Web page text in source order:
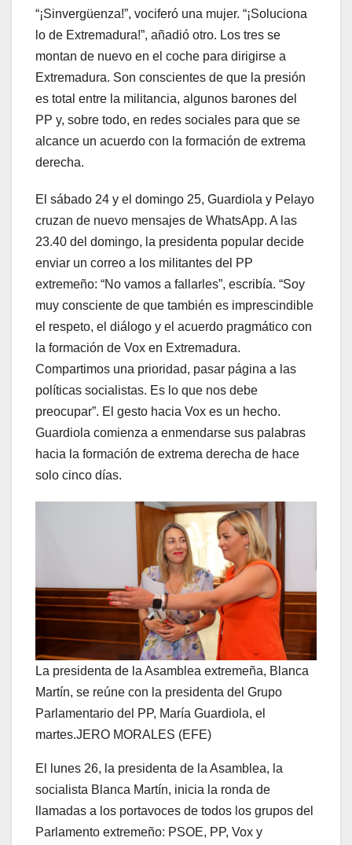
“¡Sinvergüenza!”, vociferó una mujer. “¡Soluciona
lo de Extremadura!”, añadió otro. Los tres se
montan de nuevo en el coche para dirigirse a
Extremadura. Son conscientes de que la presión
es total entre la militancia, algunos barones del
PP y, sobre todo, en redes sociales para que se
alcance un acuerdo con la formación de extrema
derecha.
El sábado 24 y el domingo 25, Guardiola y Pelayo
cruzan de nuevo mensajes de WhatsApp. A las
23.40 del domingo, la presidenta popular decide
enviar un correo a los militantes del PP
extremeño: “No vamos a fallarles”, escribía. “Soy
muy consciente de que también es imprescindible
el respeto, el diálogo y el acuerdo pragmático con
la formación de Vox en Extremadura.
Compartimos una prioridad, pasar página a las
políticas socialistas. Es lo que nos debe
preocupar”. El gesto hacia Vox es un hecho.
Guardiola comienza a enmendarse sus palabras
hacia la formación de extrema derecha de hace
solo cinco días.
La presidenta de la Asamblea extremeña, Blanca
Martín, se reúne con la presidenta del Grupo
Parlamentario del PP, María Guardiola, el
martes.JERO MORALES (EFE)
El lunes 26, la presidenta de la Asamblea, la
socialista Blanca Martín, inicia la ronda de
llamadas a los portavoces de todos los grupos del
Parlamento extremeño: PSOE, PP, Vox y